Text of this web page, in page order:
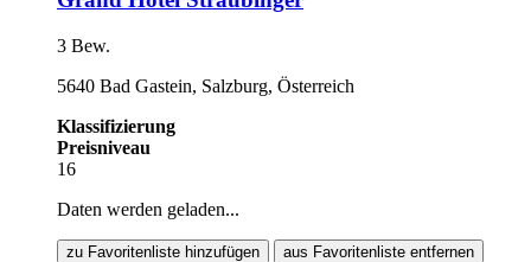
3 Bew.
5640 Bad Gastein, Salzburg, Österreich
Klassifizierung
Preisniveau
16
Daten werden geladen...
zu Favoritenliste hinzufügen aus Favoritenliste entfernen